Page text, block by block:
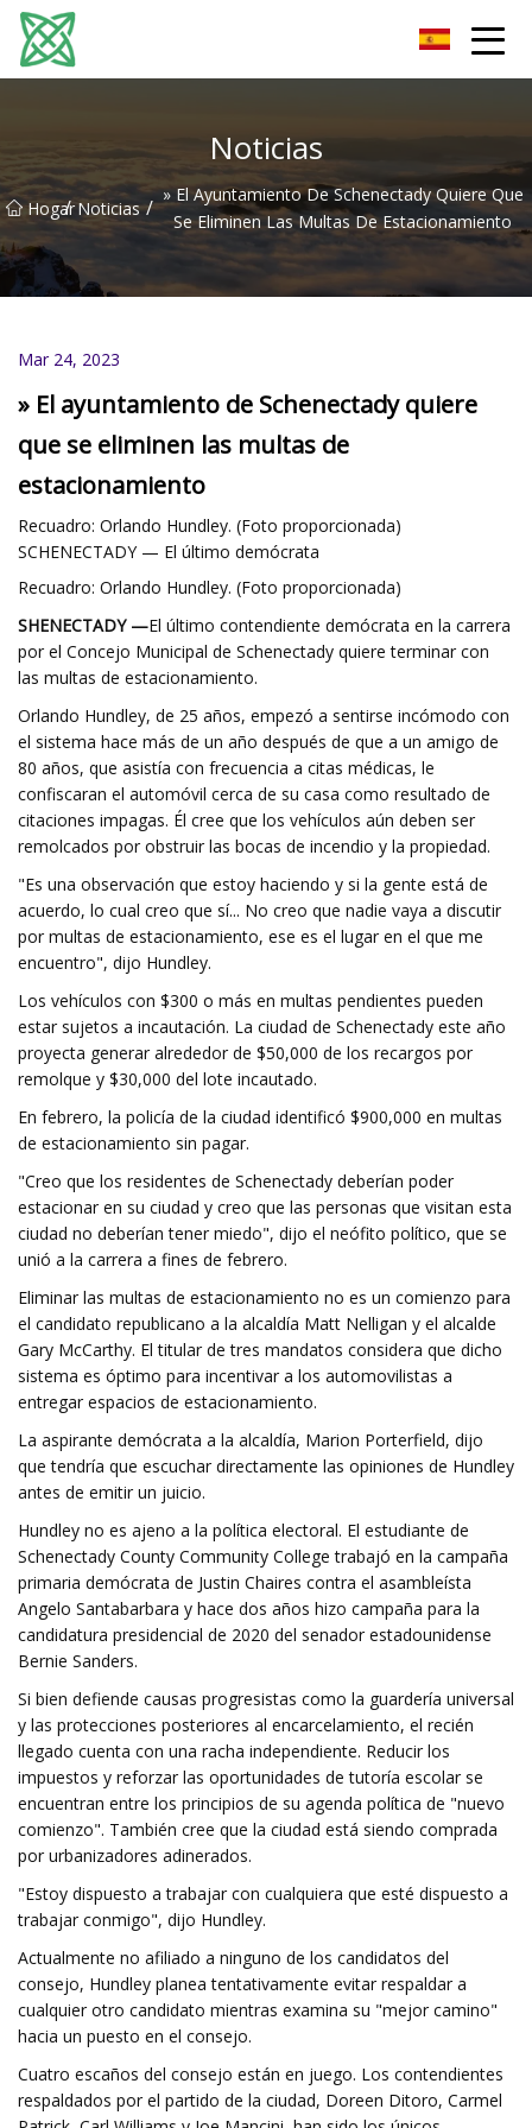
Noticias
Hogar
/ Noticias / » El Ayuntamiento De Schenectady Quiere Que
Se Eliminen Las Multas De Estacionamiento
Mar 24, 2023
» El ayuntamiento de Schenectady quiere
que se eliminen las multas de
estacionamiento
Recuadro: Orlando Hundley. (Foto proporcionada)
SCHENECTADY — El último demócrata
Recuadro: Orlando Hundley. (Foto proporcionada)
SHENECTADY —El último contendiente demócrata en la carrera
por el Concejo Municipal de Schenectady quiere terminar con
las multas de estacionamiento.
Orlando Hundley, de 25 años, empezó a sentirse incómodo con
el sistema hace más de un año después de que a un amigo de
80 años, que asistía con frecuencia a citas médicas, le
confiscaran el automóvil cerca de su casa como resultado de
citaciones impagas. Él cree que los vehículos aún deben ser
remolcados por obstruir las bocas de incendio y la propiedad.
"Es una observación que estoy haciendo y si la gente está de
acuerdo, lo cual creo que sí... No creo que nadie vaya a discutir
por multas de estacionamiento, ese es el lugar en el que me
encuentro", dijo Hundley.
Los vehículos con $300 o más en multas pendientes pueden
estar sujetos a incautación. La ciudad de Schenectady este año
proyecta generar alrededor de $50,000 de los recargos por
remolque y $30,000 del lote incautado.
En febrero, la policía de la ciudad identificó $900,000 en multas
de estacionamiento sin pagar.
"Creo que los residentes de Schenectady deberían poder
estacionar en su ciudad y creo que las personas que visitan esta
ciudad no deberían tener miedo", dijo el neófito político, que se
unió a la carrera a fines de febrero.
Eliminar las multas de estacionamiento no es un comienzo para
el candidato republicano a la alcaldía Matt Nelligan y el alcalde
Gary McCarthy. El titular de tres mandatos considera que dicho
sistema es óptimo para incentivar a los automovilistas a
entregar espacios de estacionamiento.
La aspirante demócrata a la alcaldía, Marion Porterfield, dijo
que tendría que escuchar directamente las opiniones de Hundley
antes de emitir un juicio.
Hundley no es ajeno a la política electoral. El estudiante de
Schenectady County Community College trabajó en la campaña
primaria demócrata de Justin Chaires contra el asambleísta
Angelo Santabarbara y hace dos años hizo campaña para la
candidatura presidencial de 2020 del senador estadounidense
Bernie Sanders.
Si bien defiende causas progresistas como la guardería universal
y las protecciones posteriores al encarcelamiento, el recién
llegado cuenta con una racha independiente. Reducir los
impuestos y reforzar las oportunidades de tutoría escolar se
encuentran entre los principios de su agenda política de "nuevo
comienzo". También cree que la ciudad está siendo comprada
por urbanizadores adinerados.
"Estoy dispuesto a trabajar con cualquiera que esté dispuesto a
trabajar conmigo", dijo Hundley.
Actualmente no afiliado a ninguno de los candidatos del
consejo, Hundley planea tentativamente evitar respaldar a
cualquier otro candidato mientras examina su "mejor camino"
hacia un puesto en el consejo.
Cuatro escaños del consejo están en juego. Los contendientes
respaldados por el partido de la ciudad, Doreen Ditoro, Carmel